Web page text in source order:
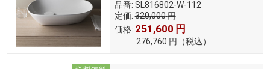
品番: SL816802-W-112
定価: 320,000円
価格: 251,600 円
276,760 円 （税込）